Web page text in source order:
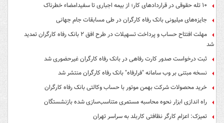
۱۰ تله حقوقی در قراردادهای کار؛ از بیمه اجباری تا سفیدامضاء خطرناک
جایزه‌های میلیونی بانک رفاه کارگران در طی مسابقات جام جهانی
مهلت افتتاح حساب و پرداخت تسهیلات در طرح افق ۲ بانک رفاه کارگران تمدید
شد
ثبت درخواست صدور کارت رفاهی در بانک رفاه کارگران غیرحضوری شد
نسخه مبتنی بر وب سامانه "فرارفاه" بانک رفاه کارگران منتشر شد
خرید محصولات شرکت بهمن موتور با حساب وکالتی بانک رفاه کارگران
راه اندازی ابزار نحوه محاسبه مستمری متناسب‌سازی شده بازنشستگان
تمیزک: اعزام کارگر نظافتی کاربلد به سراسر تهران